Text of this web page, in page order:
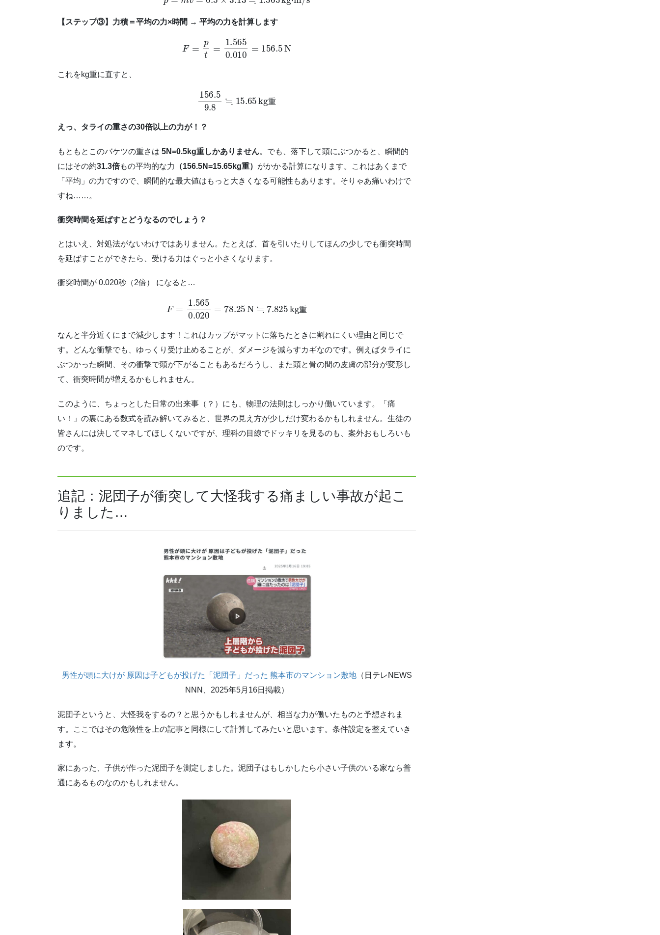
【ステップ③】力積＝平均の力×時間 → 平均の力を計算します
=1.565 0.010
これをkg重に直すと、
重
156.5 9.8
えっ、タライの重さの30倍以上の力が！？
もともとこのバケツの重さは 5N=0.5kg重しかありません。でも、落下して頭にぶつかると、瞬間的
にはその約31.3倍もの平均的な力 （156.5N=15.65kg重） がかかる計算になります。これはあくまで
「平均」の力ですので、瞬間的な最大値はもっと大きくなる可能性もあります。そりゃあ痛いわけで
すね……。
衝突時間を延ばすとどうなるのでしょう？
とはいえ、対処法がないわけではありません。たとえば、首を引いたりしてほんの少しでも衝突時間
を延ばすことができたら、受ける力はぐっと小さくなります。
衝突時間が 0.020秒（2倍） になると…
重
1.5650.020
なんと半分近くにまで減少します！これはカップがマットに落ちたときに割れにくい理由と同じで
す。どんな衝撃でも、ゆっくり受け止めることが、ダメージを減らすカギなのです。例えばタライに
ぶつかった瞬間、その衝撃で頭が下がることもあるだろうし、また頭と骨の間の皮膚の部分が変形し
て、衝突時間が増えるかもしれません。
このように、ちょっとした日常の出来事（？）にも、物理の法則はしっかり働いています。「痛
い！」の裏にある数式を読み解いてみると、世界の見え方が少しだけ変わるかもしれません。生徒の
皆さんには決してマネしてほしくないですが、理科の目線でドッキリを見るのも、案外おもしろいも
のです。
追記：泥団子が衝突して大怪我する痛ましい事故が起こ
りました…
男性が頭に大けが 原因は子どもが投げた「泥団子」だった 熊本市のマンション敷地（日テレNEWS
NNN、2025年5月16日掲載）
泥団子というと、大怪我をするの？と思うかもしれませんが、相当な力が働いたものと予想されま
す。ここではその危険性を上の記事と同様にして計算してみたいと思います。条件設定を整えていき
ます。
家にあった、子供が作った泥団子を測定しました。泥団子はもしかしたら小さい子供のいる家なら普
通にあるものなのかもしれません。